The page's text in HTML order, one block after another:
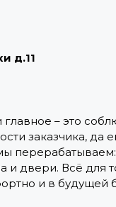
д.11
– это
заказчика, да
и двери. Всё для
и в будущей